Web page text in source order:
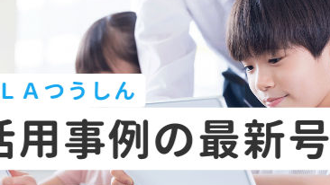
Ａつうしん
用事例の最新号